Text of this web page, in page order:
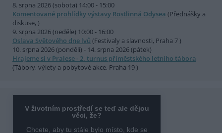
8. srpna 2026 (sobota) 14:00 - 15:00
Komentované prohlídky výstavy Rostlinná Odysea (Přednášky a
diskuse, )
9. srpna 2026 (neděle) 10:00 - 16:00
Oslava Světového dne lvů (Festivaly a slavnosti, Praha 7 )
10. srpna 2026 (pondělí) - 14. srpna 2026 (pátek)
Hrajeme si v Pralese - 2. turnus příměstského letního tábora
(Tábory, výlety a pobytové akce, Praha 19 )